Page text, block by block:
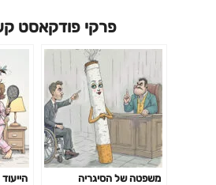
פרקי פודקאסט
משפטה של הסיגריה